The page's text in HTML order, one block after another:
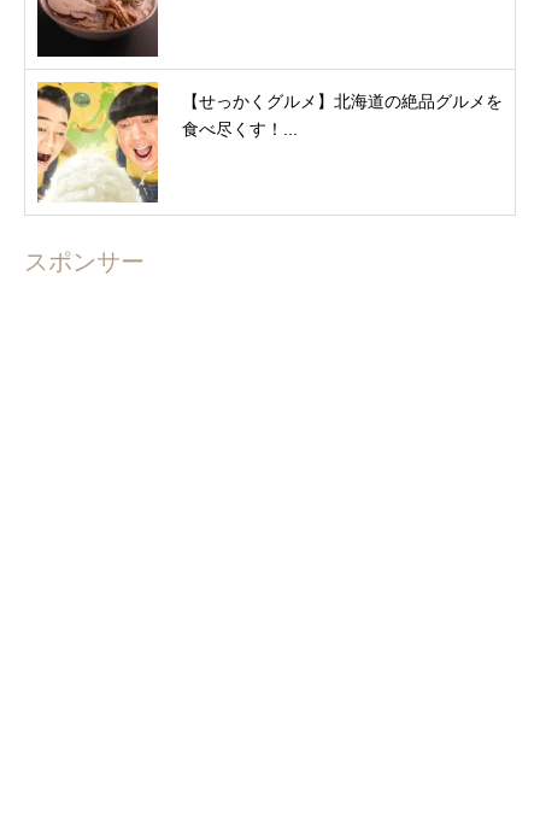
【せっかくグルメ】北海道の絶品グルメを
食べ尽くす！...
スポンサー